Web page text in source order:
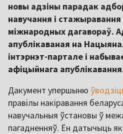
новы адзіны парадак
навучання і
міжнародных дагавораў.
апублікаваная на
інтэрнэт-партале і
афіцыйнага
Дакумент упершыню
правілы накіравання
навучальныя ўстановы ў
пагадненняў. Ён датычыць